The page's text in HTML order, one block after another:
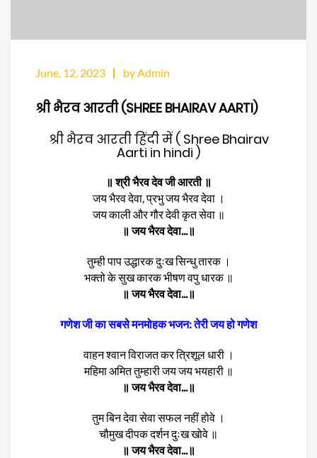
June, 12, 2023 by Admin
श्री भैरव आरती (SHREE BHAIRAV AARTI)
श्री भैरव आरती हिंदी में ( Shree Bhairav
Aarti in hindi )
॥ श्री भैरव देव जी आरती ॥
जय भैरव देवा, प्रभु जय भैरव देवा ।
जय काली और गौर देवी कृत सेवा ॥
॥ जय भैरव देवा...॥
तुम्ही पाप उद्धारक दुःख सिन्धु तारक ।
भक्तो के सुख कारक भीषण वपु धारक ॥
॥ जय भैरव देवा...॥
गणेश जी का सबसे मनमोहक भजन: तेरी जय हो गणेश
वाहन श्वान विराजत कर त्रिशूल धारी ।
महिमा अमित तुम्हारी जय जय भयहारी ॥
॥ जय भैरव देवा...॥
तुम बिन देवा सेवा सफल नहीं होवे ।
चौमुख दीपक दर्शन दुःख खोवे ॥
॥ जय भैरव देवा...॥